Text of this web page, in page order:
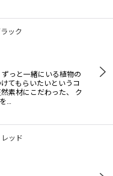
ック
っと一緒にいる植物の
てもらいたいというコ
素材にこだわった、 ク
…
ッド